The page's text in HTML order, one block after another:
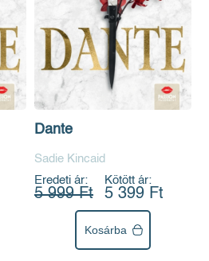
Dante
Sadie Kincaid
Eredeti ár:
5 999 Ft
Kötött ár:
5 399 Ft
Kosárba